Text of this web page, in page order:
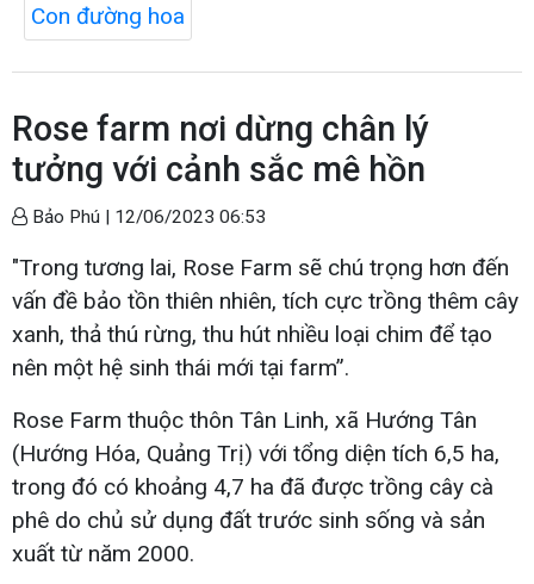
Con đường hoa
Rose farm nơi dừng chân lý
tưởng với cảnh sắc mê hồn
Bảo Phú | 12/06/2023 06:53
"Trong tương lai, Rose Farm sẽ chú trọng hơn đến
vấn đề bảo tồn thiên nhiên, tích cực trồng thêm cây
xanh, thả thú rừng, thu hút nhiều loại chim để tạo
nên một hệ sinh thái mới tại farm”.
Rose Farm thuộc thôn Tân Linh, xã Hướng Tân
(Hướng Hóa, Quảng Trị) với tổng diện tích 6,5 ha,
trong đó có khoảng 4,7 ha đã được trồng cây cà
phê do chủ sử dụng đất trước sinh sống và sản
xuất từ năm 2000.